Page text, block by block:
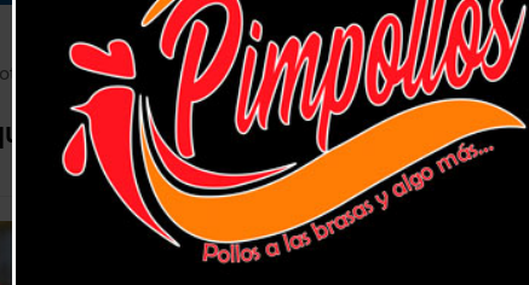
a Iquique en los últimos minutos
en los últimos minutos